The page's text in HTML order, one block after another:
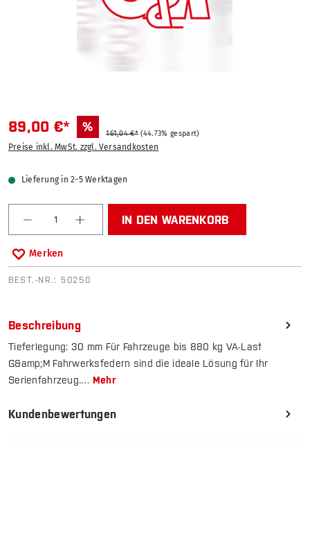
89,00 €* % 161,04 €* (44.73% gespart)
Preise inkl. MwSt. zzgl. Versandkosten
Lieferung in 2-5 Werktagen
Produkt Anzahl: Gib den gewünschten Wert ein
IN DEN WARENKORB
Merken
BEST.-NR.: 50250
Beschreibung
Tieferlegung: 30 mm Für Fahrzeuge bis 880 kg VA-Last
G&amp;M Fahrwerksfedern sind die ideale Lösung für Ihr
Serienfahrzeug.… Mehr
Kundenbewertungen